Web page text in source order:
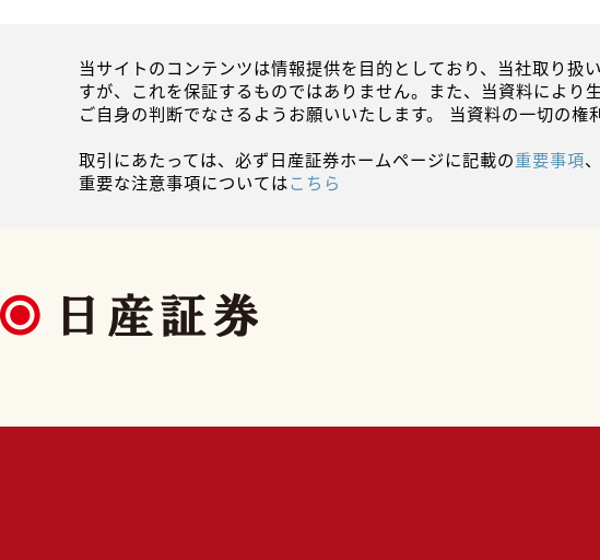
当サイトのコンテンツは情報提供を目的としており、当社取り
すが、これを保証するものではありません。また、当資料によ
ご自身の判断でなさるようお願いいたします。 当資料の一切の
取引にあたっては、必ず日産証券ホームページに記載の重要事項、
重要な注意事項についてはこちら